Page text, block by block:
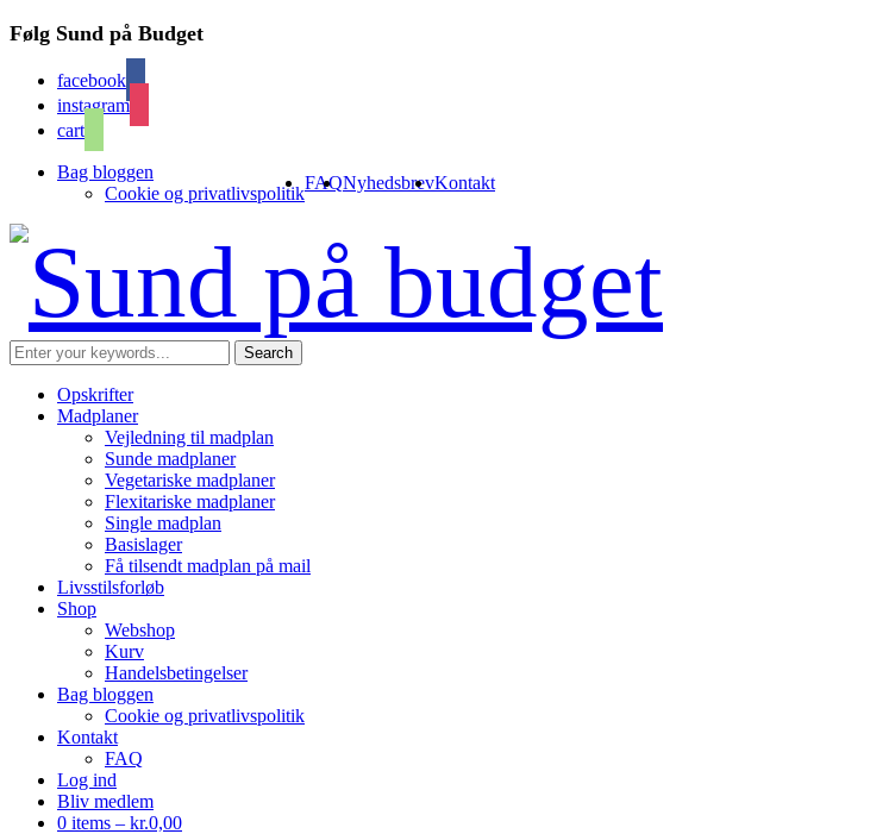
Følg Sund på Budget
facebook
instagram
cart
Bag bloggen
Cookie og privatlivspolitik
FAQNyhedsbrevKontakt
Opskrifter
Madplaner
Vejledning til madplan
Sunde madplaner
Vegetariske madplaner
Flexitariske madplaner
Single madplan
Basislager
Få tilsendt madplan på mail
Livsstilsforløb
Shop
Webshop
Kurv
Handelsbetingelser
Bag bloggen
Cookie og privatlivspolitik
Kontakt
FAQ
Log ind
Bliv medlem
0 items – kr.0,00